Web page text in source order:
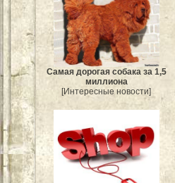
Самая дорогая собака за 1,5
миллиона
[Интересные новости]